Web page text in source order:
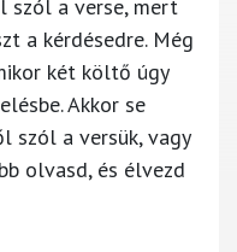
szól a verse, mert
a kérdésedre. Még
két költő úgy
Akkor se
szól a versük, vagy
olvasd, és élvezd